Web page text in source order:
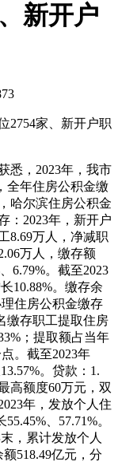
新开户
2754家、新开户职
悉，2023年，我市
全年住房公积金缴
哈尔滨住房公积金
：2023年，新开户
8.69万人，净减职
万人，缴存额
6.79%。截至2023
10.88%。缴存余
住房公积金缴存
缴存职工提取住房
；提取额占当年
。截至2023年
。贷款：1.
高额度60万元，双
年，发放个人住
、57.71%。
，累计发放个人
518.49亿元，分